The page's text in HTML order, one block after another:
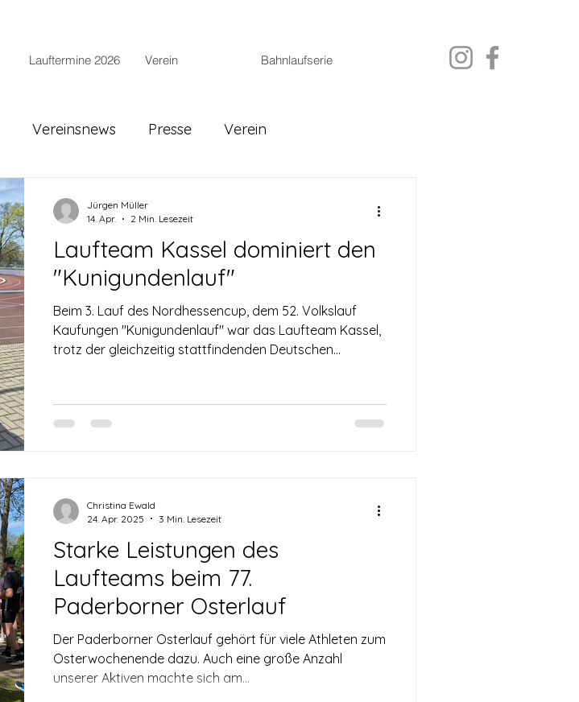
Lauftermine 2026 Verein Bahnlaufserie
Vereinsnews Presse Verein
Laufteam Kassel dominiert den
"Kunigundenlauf"
Beim 3. Lauf des Nordhessencup, dem 52. Volkslauf
Kaufungen "Kunigundenlauf" war das Laufteam Kassel,
trotz der gleichzeitig stattfindenden Deutschen
Kassel. Auf der Strecke über 5 km gewann Luisa
Nitschke mit einer Zeit von 20:47 Min. bei den Frauen und
Jürgen Müller
14. Apr.
2 Min. Lesezeit
Starke Leistungen des
Laufteams beim 77.
Paderborner Osterlauf
Der Paderborner Osterlauf gehört für viele Athleten zum
Osterwochenende dazu. Auch eine große Anzahl
unserer Aktiven machte sich am...
Christina Ewald
24. Apr. 2025
3 Min. Lesezeit